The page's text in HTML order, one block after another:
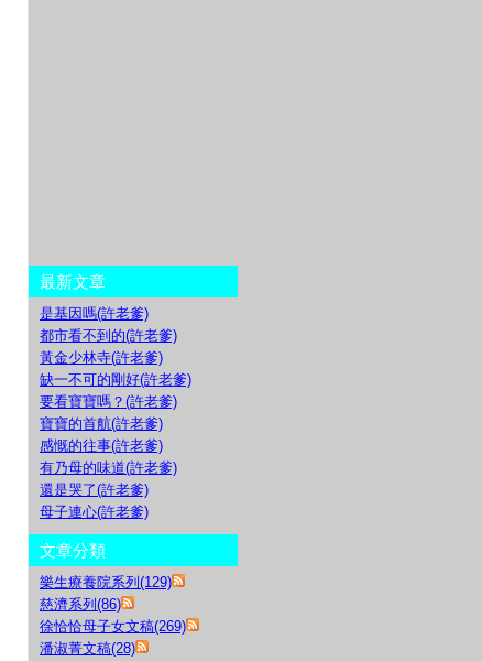
最新文章
是基因嗎(許老爹)
都市看不到的(許老爹)
黃金少林寺(許老爹)
缺一不可的剛好(許老爹)
要看寶寶嗎？(許老爹)
寶寶的首航(許老爹)
感慨的往事(許老爹)
有乃母的味道(許老爹)
還是哭了(許老爹)
母子連心(許老爹)
文章分類
樂生療養院系列(129)
慈濟系列(86)
徐恰恰母子女文稿(269)
潘淑菁文稿(28)